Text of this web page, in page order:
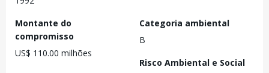
Montante do
compromisso
US$ 110.00 milhões
Categoria ambiental
B
Risco Ambiental e Social